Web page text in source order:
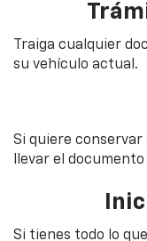
Traiga cualquier
su vehículo actual.
Si quiere
llevar el
Si tienes todo lo